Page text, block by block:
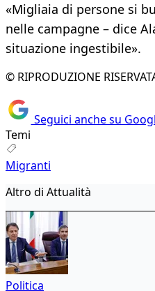
«Migliaia di persone si
nelle campagne – dice
situazione ingestibile».
© RIPRODUZIONE
Seguici anche su
Temi
Migranti
Altro di Attualità
Politica